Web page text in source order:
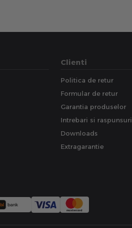
Clienti
Politica de retur
Formular de retur
Garantia produselor
Intrebari si raspunsuri
Downloads
Extragarantie